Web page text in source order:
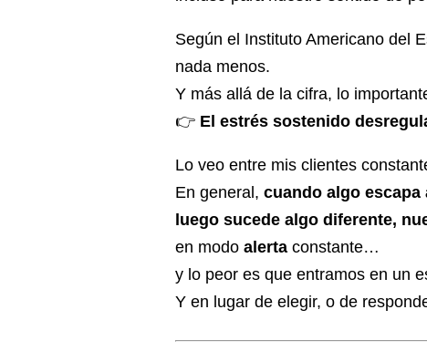
Según el Instituto Americano del
nada menos.
Y más allá de la cifra, lo
👉 El estrés sostenido
Lo veo entre mis clientes
En general, cuando algo
luego sucede algo diferente,
en modo alerta constante…
y lo peor es que entramos en un
Y en lugar de elegir, o de